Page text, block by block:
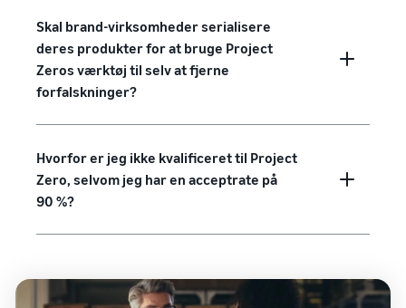
Skal brand-virksomheder serialisere
deres produkter for at bruge Project
Zeros værktøj til selv at fjerne
forfalskninger?
Hvorfor er jeg ikke kvalificeret til Project
Zero, selvom jeg har en acceptrate på
90 %?